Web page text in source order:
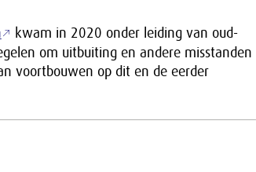
kwam in 2020 onder leiding van oud-
om uitbuiting en andere misstanden
voortbouwen op dit en de eerder